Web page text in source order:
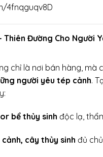
4fnqguqv8D
Thiên Đường Cho Người
chỉ là nơi bán hàng, mà
người yêu tép cảnh.
bể thủy sinh độc lạ,
cây thủy sinh đủ